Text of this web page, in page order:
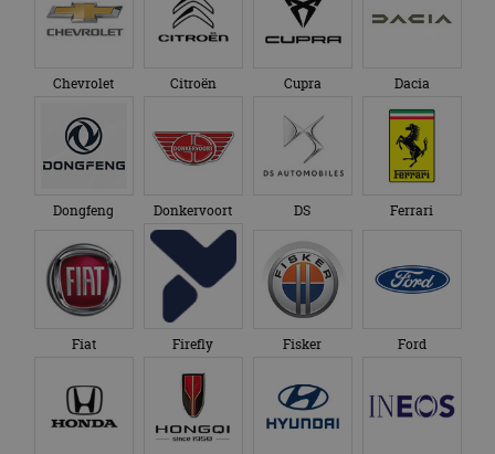
Chevrolet Citroën Cupra Dacia
Dongfeng Donkervoort DS Ferrari
Fiat Firefly Fisker Ford
te behouden.
bezocht.